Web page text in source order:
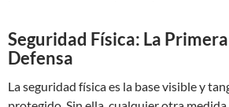
Seguridad Física: La
Defensa
La seguridad física es la base visible y